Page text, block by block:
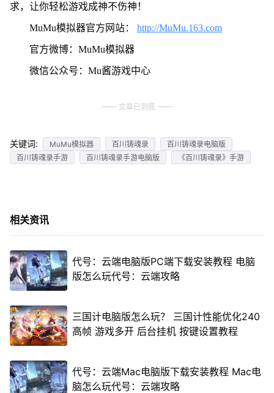
求，让你轻松游戏成神不伤神！
MuMu模拟器官方网站： http://MuMu.163.com
官方微博：MuMu模拟器
微信公众号：Mu酱游戏中心
文章已到底
关键词: MuMu模拟器 百川铸魂录
百川铸魂录电脑版
百川铸魂录手游
百川铸魂录手游电脑版 《百川铸魂录》手游
相关资讯
代号：云端电脑版PC端下载安装教程 电脑
版怎么玩代号：云端攻略
三国计电脑版怎么玩？ 三国计性能优化240
高帧 游戏多开 后台挂机 按键设置教程
代号：云端Mac电脑版下载安装教程 Mac电
脑怎么玩代号：云端攻略